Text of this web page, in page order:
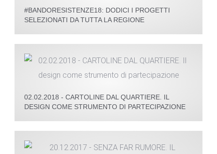
#BANDORESISTENZE18: DODICI I PROGETTI
SELEZIONATI DA TUTTA LA REGIONE
02.02.2018 - CARTOLINE DAL QUARTIERE. IL
DESIGN COME STRUMENTO DI PARTECIPAZIONE